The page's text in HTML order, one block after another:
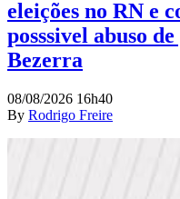
eleições no RN e
posssivel abuso
Bezerra
08/08/2026 16h40
By Rodrigo Freire